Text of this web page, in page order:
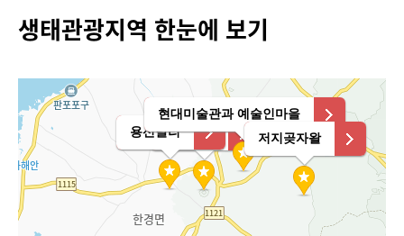
생태관광지역 한눈에 보기